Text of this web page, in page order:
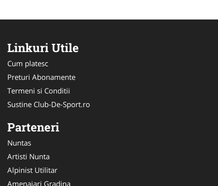
Linkuri Utile
Cum platesc
Preturi Abonamente
Termeni si Conditii
Sustine Club-De-Sport.ro
Parteneri
Nuntas
Artisti Nunta
Alpinist Utilitar
Amenajari Gradina